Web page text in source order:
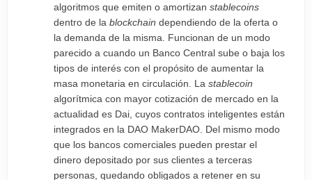
algoritmos que emiten o amortizanstablecoins
dentro de lablockchain dependiendo de la oferta o
la demanda de la misma. Funcionan de un modo
parecido a cuando un Banco Central sube o baja los
tipos de interés con el propósito de aumentar la
masa monetaria en circulación. Lastablecoin
algorítmica con mayor cotización de mercado en la
actualidad es Dai, cuyos contratos inteligentes están
integrados en la DAO MakerDAO. Del mismo modo
que los bancos comerciales pueden prestar el
dinero depositado por sus clientes a terceras
personas, quedando obligados a retener en su